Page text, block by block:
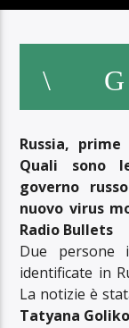
Russia,
Quali sono
governo
nuovo virus
Radio Bullets
Due persone
identificate in
La notizie è
Tatyana